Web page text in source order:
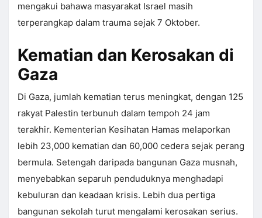
mengakui bahawa masyarakat Israel masih
terperangkap dalam trauma sejak 7 Oktober.
Kematian dan Kerosakan di
Gaza
Di Gaza, jumlah kematian terus meningkat, dengan 125
rakyat Palestin terbunuh dalam tempoh 24 jam
terakhir. Kementerian Kesihatan Hamas melaporkan
lebih 23,000 kematian dan 60,000 cedera sejak perang
bermula. Setengah daripada bangunan Gaza musnah,
menyebabkan separuh penduduknya menghadapi
kebuluran dan keadaan krisis. Lebih dua pertiga
bangunan sekolah turut mengalami kerosakan serius.